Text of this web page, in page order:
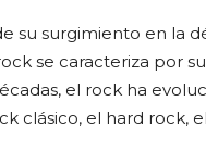
su surgimiento en la
se caracteriza por
el rock ha
clásico, el hard rock,